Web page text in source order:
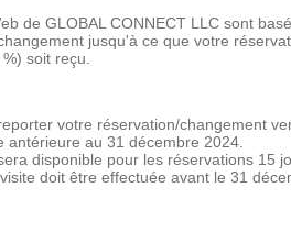
de GLOBAL CONNECT LLC sont
jusqu'à ce que votre
soit reçu.
votre réservation/changement
au 31 décembre 2024.
disponible pour les réservations 15
doit être effectuée avant le 31